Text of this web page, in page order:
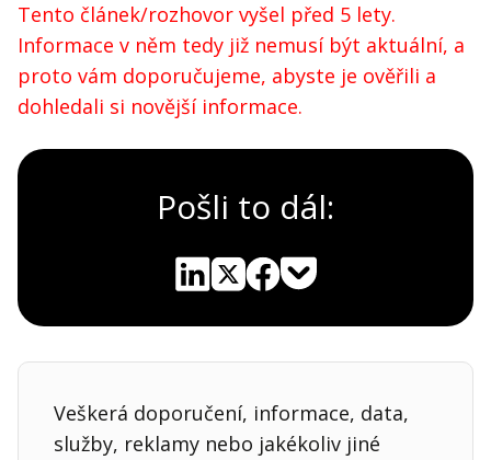
Tento článek/rozhovor vyšel před 5 lety.
Informace v něm tedy již nemusí být aktuální, a
proto vám doporučujeme, abyste je ověřili a
dohledali si novější informace.
Pošli to dál:
Veškerá doporučení, informace, data,
služby, reklamy nebo jakékoliv jiné